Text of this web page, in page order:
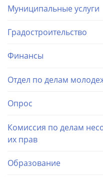
Муниципальные услуги
Градостроительство
Финансы
Отдел по делам
Опрос
Комиссия по делам
их прав
Образование